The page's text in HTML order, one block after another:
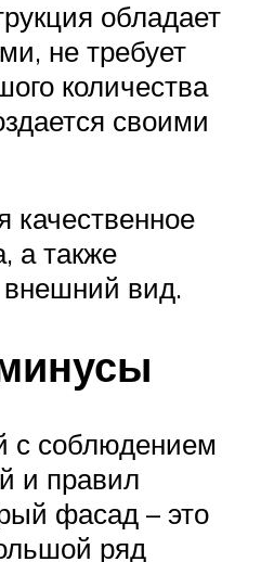
обладает
не требует
количества
своими
качественное
а также
внешний вид.
с соблюдением
и правил
фасад – это
ряд